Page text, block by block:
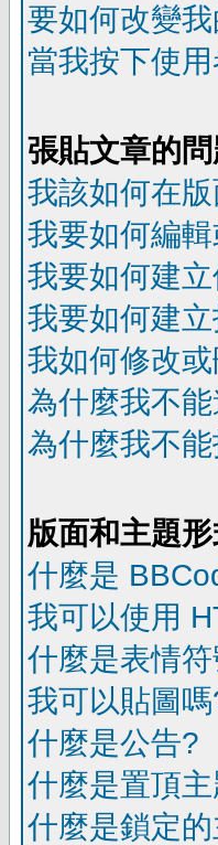
要如何改變
當我按下使
張貼文章的
我該如何在
我要如何編
我要如何建
我要如何建
我如何修改
為什麼我不
為什麼我不
版面和主題
什麼是
我可以使用
什麼是表情
我可以貼圖
什麼是公告?
什麼是置頂
什麼是鎖定